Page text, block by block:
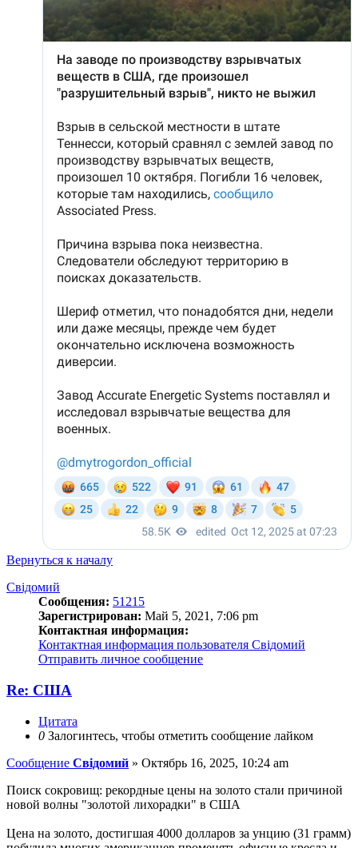
Вернуться к началу
Свідомий
Сообщения: 51215
Зарегистрирован: Май 5, 2021, 7:06 pm
Контактная информация:
Контактная информация пользователя Свідомий
Отправить личное сообщение
Re: США
Цитата
0 Залогинтесь, чтобы отметить сообщение лайком
Сообщение Свідомий » Октябрь 16, 2025, 10:24 am
Поиск сокровищ: рекордные цены на золото стали причиной
новой волны "золотой лихорадки" в США
Цена на золото, достигшая 4000 долларов за унцию (31 грамм)